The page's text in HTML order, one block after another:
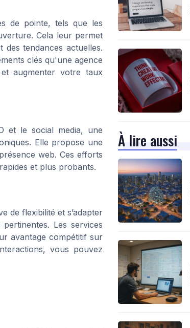
de pointe, tels que les
Cela leur permet
tendances actuelles.
clés qu'une agence
augmenter votre taux
et le social media, une
Elle propose une
web. Ces efforts
et plus probants.
de flexibilité et s’adapter
Les services
avantage compétitif sur
vous pouvez
À lire aussi